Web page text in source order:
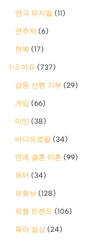
연극 뮤지컬 (11)
연주자 (6)
한복 (17)
1-3 이슈 (737)
감동 선행 기부 (29)
게임 (66)
미인 (38)
바디프로필 (34)
연예 결혼 이혼 (99)
유머 (34)
유튜브 (128)
유행 트렌드 (106)
육아 일상 (24)